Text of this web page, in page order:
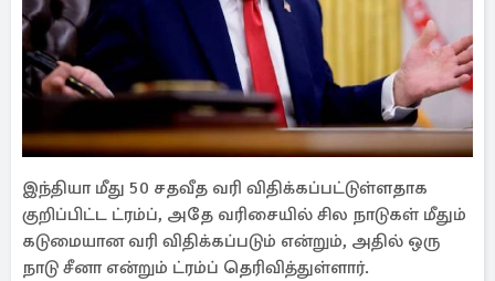
இந்தியா மீது 50 சதவீத வரி விதிக்கப்பட்டுள்ளதாக
குறிப்பிட்ட ட்ரம்ப், அதே வரிசையில் சில நாடுகள் மீதும்
கடுமையான வரி விதிக்கப்படும் என்றும், அதில் ஒரு
நாடு சீனா என்றும் ட்ரம்ப் தெரிவித்துள்ளார்.